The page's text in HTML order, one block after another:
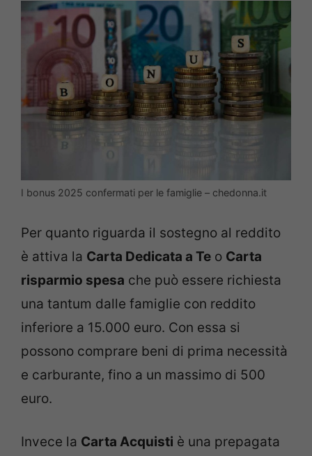
I bonus 2025 confermati per le famiglie – chedonna.it
Per quanto riguarda il sostegno al reddito
è attiva la Carta Dedicata a Te o Carta
risparmio spesa che può essere richiesta
una tantum dalle famiglie con reddito
inferiore a 15.000 euro. Con essa si
possono comprare beni di prima necessità
e carburante, fino a un massimo di 500
euro.
Invece la Carta Acquisti è una prepagata